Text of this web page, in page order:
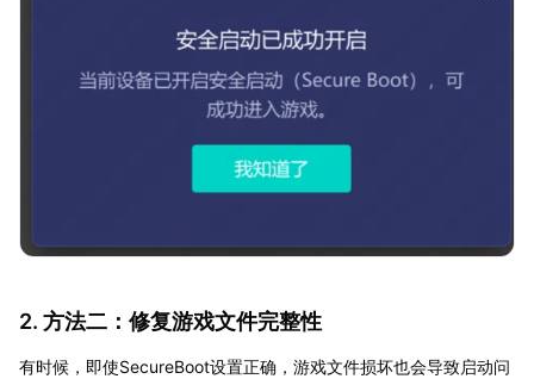
2. 方法二：修复游戏文件完整性
有时候，即使SecureBoot设置正确，游戏文件损坏也会导致启动问